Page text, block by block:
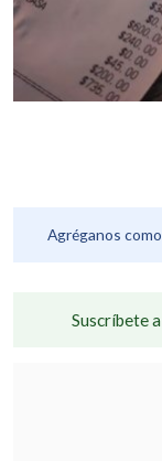
Agréganos
Suscríbete